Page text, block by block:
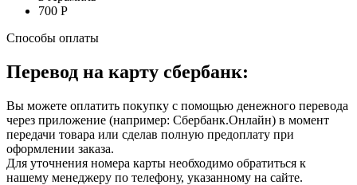
700 Р
Способы оплаты
Перевод на карту сбербанк:
Вы можете оплатить покупку с помощью денежного перевода
через приложение (например: Сбербанк.Онлайн) в момент
передачи товара или сделав полную предоплату при
оформлении заказа.
Для уточнения номера карты необходимо обратиться к
нашему менеджеру по телефону, указанному на сайте.